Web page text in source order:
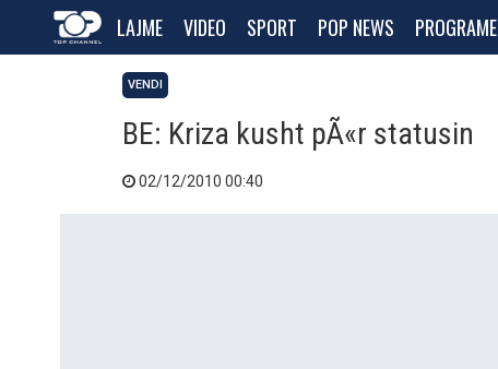
LAJME VIDEO SPORT POP NEWS PROGRAME
VENDI
BE: Kriza kusht pÃ«r statusin
02/12/2010 00:40